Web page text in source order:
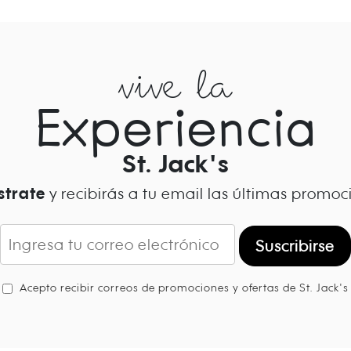
vive la
Experiencia
St. Jack's
y recibirás a tu email las últimas
Suscribirse
Acepto recibir correos de promociones y ofertas de St. Jack's